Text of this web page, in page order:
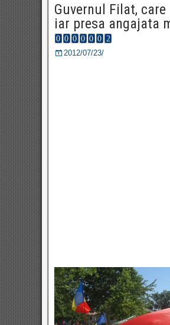
Guvernul Filat,
iar presa angajata
2012/07/23/